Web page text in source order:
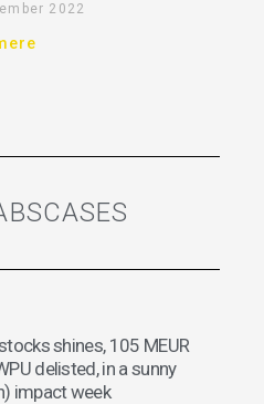
2022
shines, 105 MEUR
delisted, in a sunny
impact week